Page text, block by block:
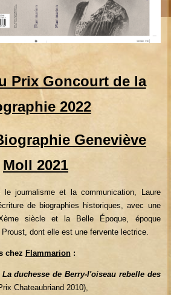
Prix Goncourt de la
2022
Geneviève
Moll 2021
le journalisme et la communication, Laure
de biographies historiques, avec une
siècle et la Belle Époque, époque
dont elle est une fervente lectrice.
chez Flammarion:
La duchesse de Berry-l'oiseau rebelle des
Chateaubriand 2010),